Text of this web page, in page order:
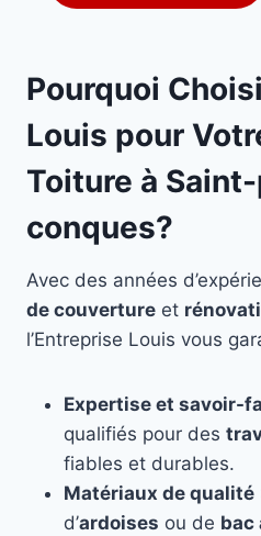
Pourquoi
Louis pour
Toiture à
conques?
Avec des années
de couverture et
l’Entreprise Louis vous
Expertise et savoir-
qualifiés pour des
fiables et durables.
Matériaux de qualité
d’ardoises ou de bac